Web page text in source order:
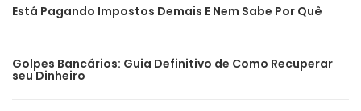
Está Pagando Impostos Demais E Nem Sabe Por Quê
Golpes Bancários: Guia Definitivo de Como Recuperar
seu Dinheiro